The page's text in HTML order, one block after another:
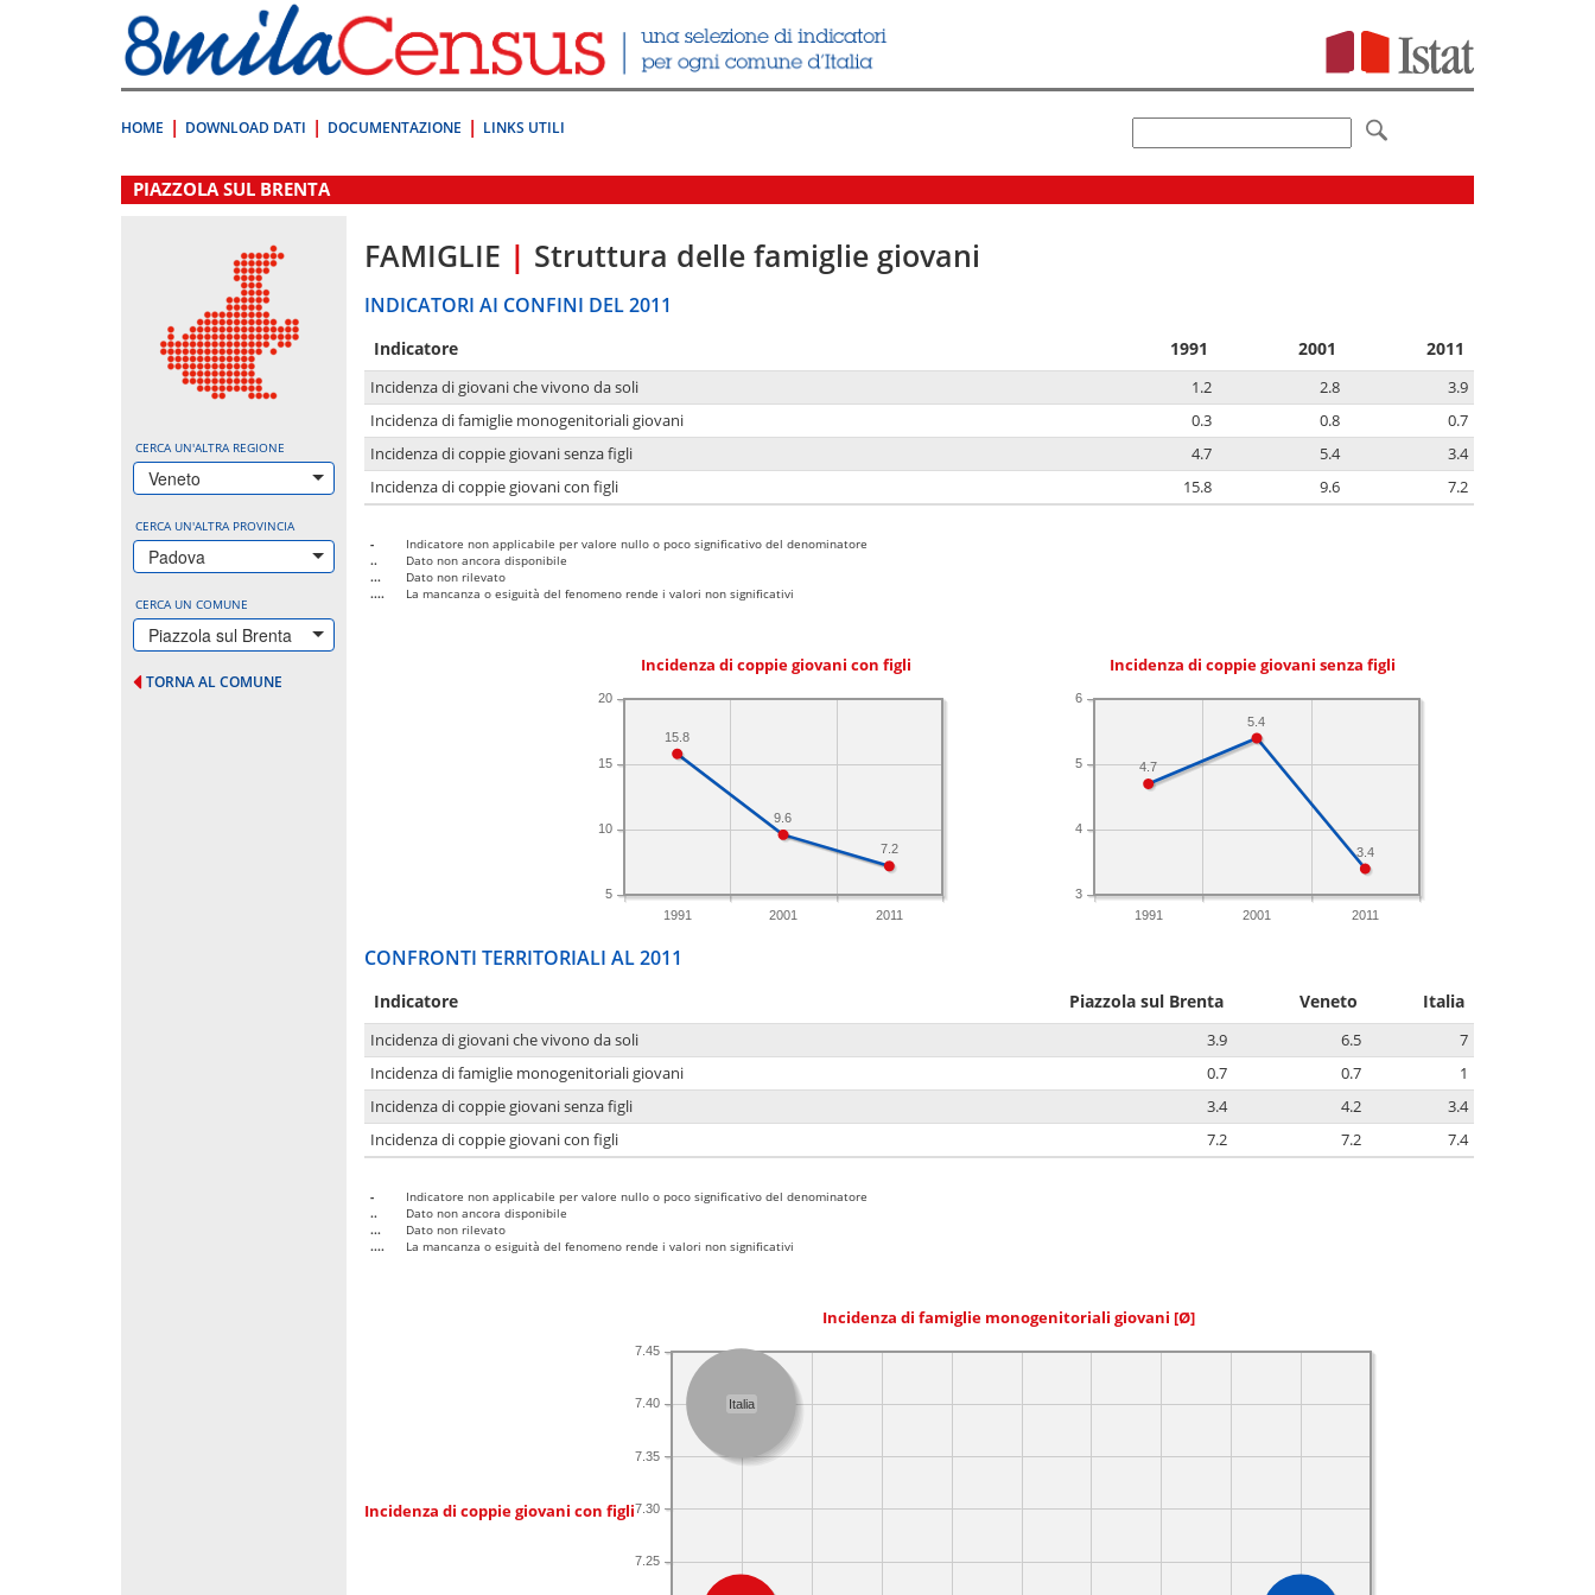
direttamente
a:
Contenuto
HOME DOWNLOAD DATI DOCUMENTAZIONE LINKS UTILI
.
PIAZZOLA SUL BRENTA
CERCA UN'ALTRA REGIONE
Veneto
CERCA UN'ALTRA PROVINCIA
Padova
CERCA UN COMUNE
Piazzola sul Brenta
TORNA AL COMUNE
FAMIGLIE | Struttura delle famiglie giovani
INDICATORI AI CONFINI DEL 2011
Indicatore 1991 2001 2011
Incidenza di giovani che vivono da soli 1.2 2.8
3.9
Incidenza di famiglie monogenitoriali giovani
0.3 0.8
0.7
Incidenza di coppie giovani senza figli
4.7 5.4
3.4
Incidenza di coppie giovani con figli
15.8 9.6 7.2
-
Indicatore non applicabile per valore nullo o poco significativo del denominatore
..
Dato non ancora disponibile
...
Dato non rilevato
....
La mancanza o esiguità del fenomeno rende i valori non significativi
Incidenza di coppie giovani con figli
1991 2001 2011
5
10
15
20
7.2
9.6
15.8
Incidenza di coppie giovani senza figli
1991 2001 2011
3
4
5
6
3.4
5.4
4.7
CONFRONTI TERRITORIALI AL 2011
Indicatore Piazzola sul Brenta Veneto Italia
Incidenza di giovani che vivono da soli 3.9 6.5
7
Incidenza di famiglie monogenitoriali giovani
0.7 0.7
1
Incidenza di coppie giovani senza figli
3.4 4.2
3.4
Incidenza di coppie giovani con figli
7.2 7.2 7.4
-
Indicatore non applicabile per valore nullo o poco significativo del denominatore
..
Dato non ancora disponibile
...
Dato non rilevato
....
La mancanza o esiguità del fenomeno rende i valori non significativi
Incidenza di famiglie monogenitoriali giovani [Ø]
Incidenza di coppie giovani con figli
7.25
7.30
7.35
7.40
7.45
Italia